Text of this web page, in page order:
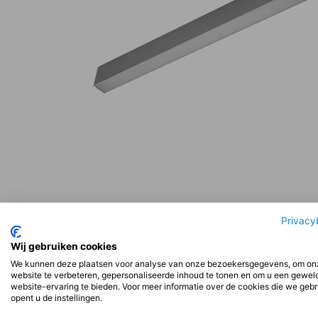
Wij gebruiken cookies
We kunnen deze plaatsen voor analyse van onze bezoekersgegevens, om
website te verbeteren, gepersonaliseerde inhoud te tonen en om u een
website-ervaring te bieden. Voor meer informatie over de cookies die we
opent u de instellingen.
Beschrijving